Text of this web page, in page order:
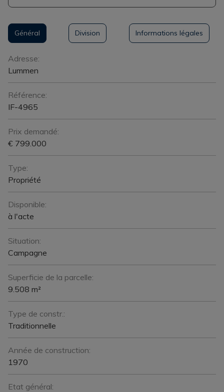
Général Division Informations légales
Général
Adresse:
Lummen
Référence:
IF-4965
Prix demandé:
€ 799.000
Type:
Propriété
Disponible:
à l'acte
Situation:
Campagne
Superficie de la parcelle:
9.508 m²
Type de constr.:
Traditionnelle
Année de construction:
1970
Etat général: